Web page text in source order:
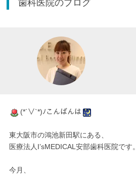
歯科医院のブログ
(*´∨`*)ﾉこんばんは
東大阪市の鴻池新田駅にある、
医療法人I’sMEDICAL安部歯科医院です。
今月、